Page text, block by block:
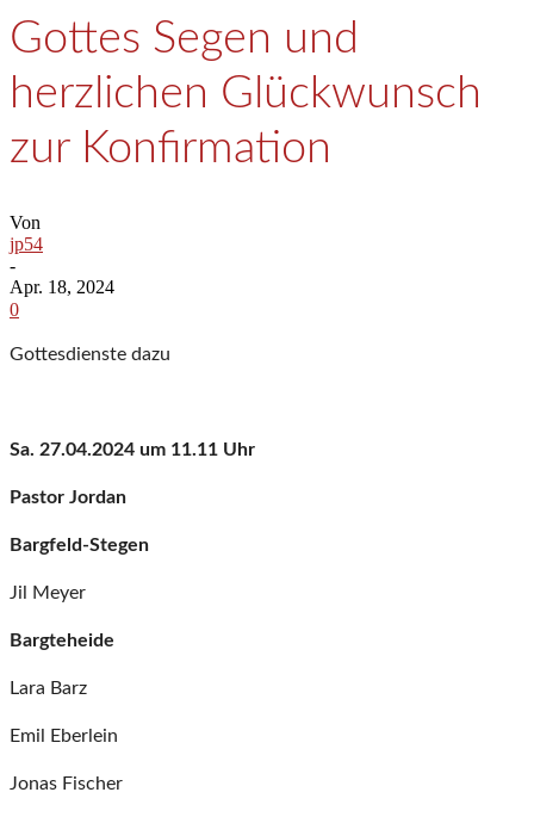
Gottes Segen und
herzlichen Glückwunsch
zur Konfirmation
Von
jp54
-
Apr. 18, 2024
0
Gottesdienste dazu
Sa. 27.04.2024 um 11.11 Uhr
Pastor Jordan
Bargfeld-Stegen
Jil Meyer
Bargteheide
Lara Barz
Emil Eberlein
Jonas Fischer